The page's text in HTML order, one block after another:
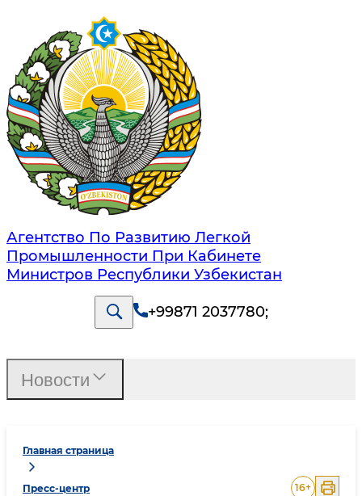
Агентство По Развитию Легкой
Промышленности При Кабинете
Министров Республики Узбекистан
+99871 2037780;
Главная страница
Пресс-центр 16+
Новости